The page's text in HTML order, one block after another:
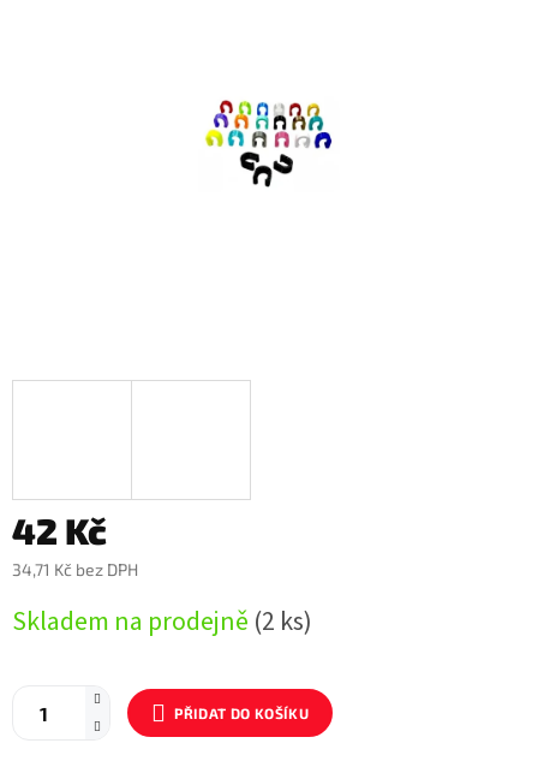
42 Kč
34,71 Kč bez DPH
cena:
Skladem na prodejně (2 ks)
PŘIDAT DO KOŠÍKU